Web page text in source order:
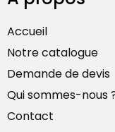
Accueil
Notre catalogue
Demande de devis
Qui sommes-nous
Contact